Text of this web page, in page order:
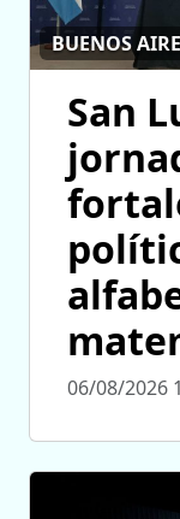
BUENOS
San
06/08/2026